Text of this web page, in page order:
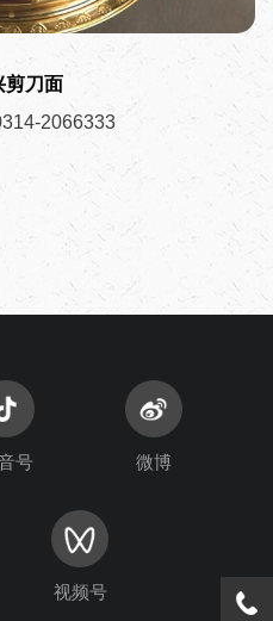
剪刀面
2066333
号 微博
视频号